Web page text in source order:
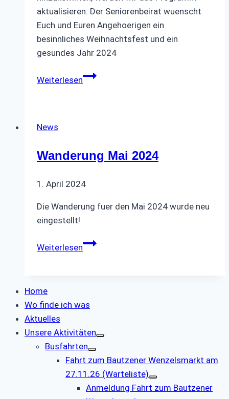
aktualisieren. Der Seniorenbeirat wuenscht
Euch und Euren Angehoerigen ein
besinnliches Weihnachtsfest und ein
gesundes Jahr 2024
WeiterlesenProgramm
News
Wanderung Mai 2024
1. April 2024
Die Wanderung fuer den Mai 2024 wurde neu
eingestellt!
WeiterlesenWanderung
Home
Wo finde ich was
Aktuelles
Unsere Aktivitäten
Busfahrten
Fahrt zum Bautzener Wenzelsmarkt am
27.11.26 (Warteliste)
Anmeldung Fahrt zum Bautzener